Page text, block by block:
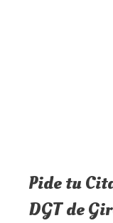
Pide tu
DGT de